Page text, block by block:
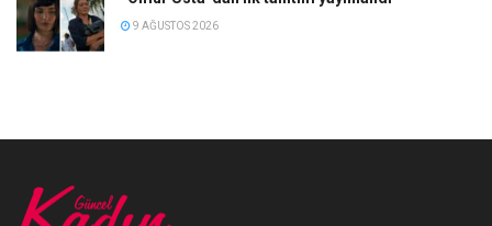
9 AĞUSTOS 2026